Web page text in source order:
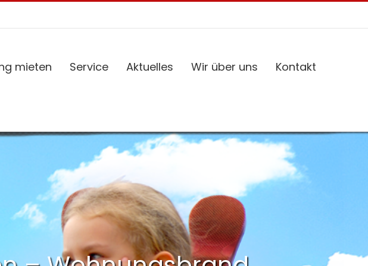
mieten Service Aktuelles Wir über uns Kontakt